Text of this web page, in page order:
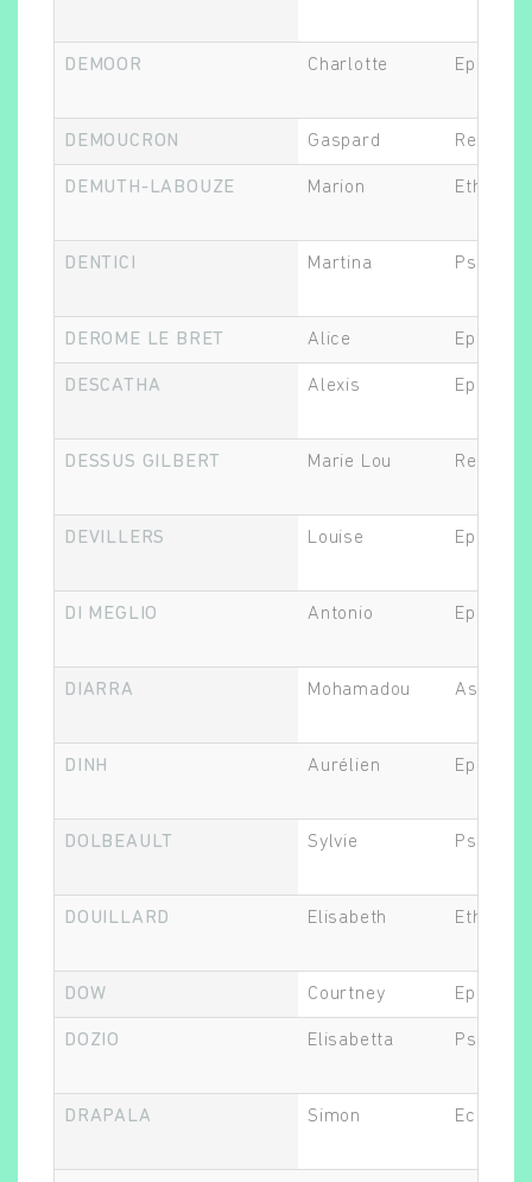
DEMOOR Charlotte
DEMOUCRON Gaspard
DEMUTH-LABOUZE Marion
DENTICI Martina
DEROME LE BRET Alice
DESCATHA Alexis
DESSUS GILBERT Marie Lou
DEVILLERS Louise
DI MEGLIO Antonio
DIARRA Mohamadou
DINH Aurélien
DOLBEAULT Sylvie
DOUILLARD Elisabeth
DOW Courtney
DOZIO Elisabetta
DRAPALA Simon